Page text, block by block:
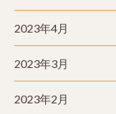
2023年4月
2023年3月
2023年2月